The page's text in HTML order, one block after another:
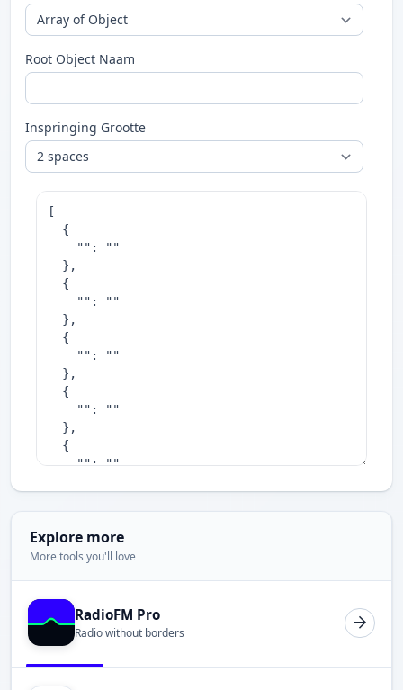
Root Object Naam
Inspringing Grootte
Explore more
More tools you'll love
RadioFM Pro
Radio without borders